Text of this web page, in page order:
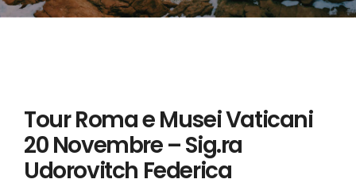
Tour Roma e Musei Vaticani
20 Novembre – Sig.ra
Udorovitch Federica